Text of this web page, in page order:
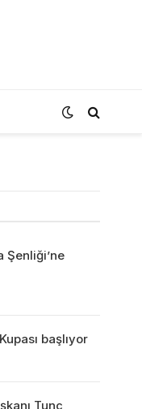
Şenliği’ne
başlıyor
Tunç